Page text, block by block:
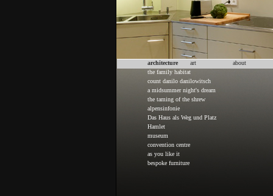
architecture
the family habitat
count danilo danilowitsch
a midsummer night's dream
the taming of the shrew
alpensinfonie
Das Haus als Weg und Platz
Hamlet
museum
convention centre
as you like it
bespoke furniture
art about